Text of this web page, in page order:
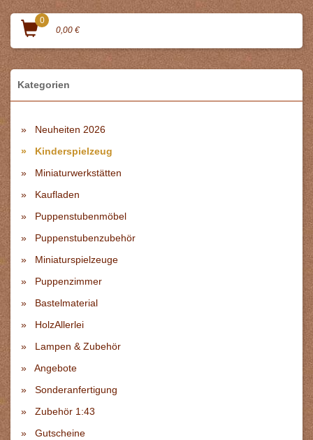
0
0,00 €
Kategorien
Neuheiten 2026
Kinderspielzeug
Miniaturwerkstätten
Kaufladen
Puppenstubenmöbel
Puppenstubenzubehör
Miniaturspielzeuge
Puppenzimmer
Bastelmaterial
HolzAllerlei
Lampen & Zubehör
Angebote
Sonderanfertigung
Zubehör 1:43
Gutscheine